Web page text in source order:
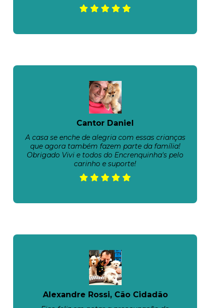
Cantor Daniel
A casa se enche de alegria com essas crianças
que agora também fazem parte da família!
Obrigado Vivi e todos do Encrenquinha's pelo
carinho e suporte!
Alexandre Rossi, Cão Cidadão